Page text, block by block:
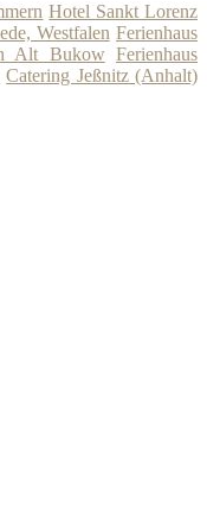
Hotel Sankt Lorenz
Westfalen Ferienhaus
Alt Bukow Ferienhaus
Catering Jeßnitz (Anhalt)